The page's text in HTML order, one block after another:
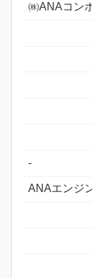
㈱ANAコン
-
ANAエンジ